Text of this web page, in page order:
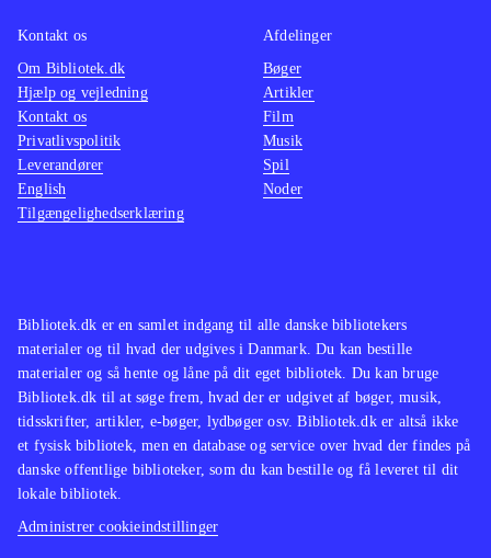
Bibliotek.dk er en samlet indgang til alle danske bibliotekers
materialer og til hvad der udgives i Danmark. Du kan bestille
materialer og så hente og låne på dit eget bibliotek. Du kan bruge
Bibliotek.dk til at søge frem, hvad der er udgivet af bøger, musik,
tidsskrifter, artikler, e-bøger, lydbøger osv. Bibliotek.dk er altså ikke
et fysisk bibliotek, men en database og service over hvad der findes på
danske offentlige biblioteker, som du kan bestille og få leveret til dit
lokale bibliotek.
Administrer cookieindstillinger
Kontakt os
Om Bibliotek.dk
Hjælp og vejledning
Kontakt os
Privatlivspolitik
Leverandører
English
Tilgængelighedserklæring
Afdelinger
Bøger
Artikler
Film
Musik
Spil
Noder